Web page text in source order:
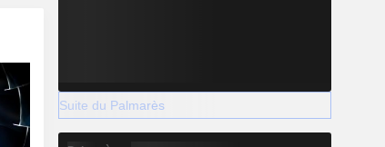
Suite du Palmarès